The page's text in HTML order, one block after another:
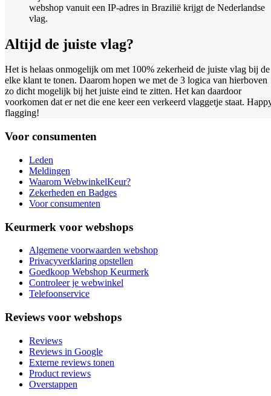
webshop vanuit een IP-adres in Brazilië krijgt de Nederlandse
vlag.
Altijd de juiste vlag?
Het is helaas onmogelijk om met 100% zekerheid de juiste vlag bij de
elke klant te tonen. Daarom hopen we met de 3 logica van hierboven
zo dicht mogelijk bij het juiste eind te zitten. Het kan daardoor
voorkomen dat er net die ene keer een verkeerd vlaggetje staat.
flagging!
Voor consumenten
Leden
Meldingen
Waarom WebwinkelKeur?
Zekerheden en Badges
Voor consumenten
Keurmerk voor webshops
Algemene voorwaarden webshop
Privacyverklaring opstellen
Goedkoop Webshop Keurmerk
Controleer je webwinkel
Telefoonservice
Reviews voor webshops
Reviews
Reviews in Google
Externe reviews tonen
Product reviews
Overstappen